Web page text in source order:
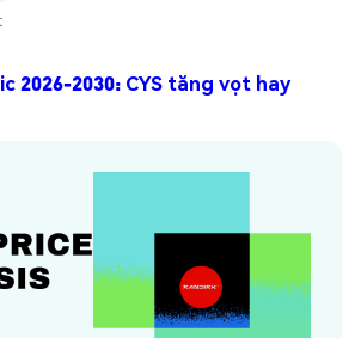
2026-2030: CYS tăng vọt hay